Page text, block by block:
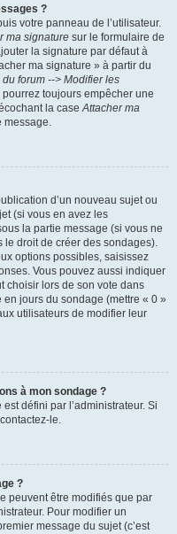
?
votre panneau de l’utilisateur.
ma signature sur le formulaire de
la signature par défaut à
ma signature » à partir du
forum --> Modifier les
toujours empêcher une
la caseAttacher ma
message.
d’un nouveau sujet ou
(si vous en avez les
la partie message (si vous ne
le droit de créer des sondages).
options possibles, saisissez
Vous pouvez aussi indiquer
choisir lors de son vote dans
jours du sondage (mettre « 0 »
utilisateurs de modifier leur
à mon sondage ?
défini par l’administrateur. Si
le.
?
peuvent être modifiés que par
Pour modifier un
message du sujet (c’est